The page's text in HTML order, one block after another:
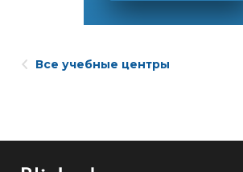
Все учебные центры